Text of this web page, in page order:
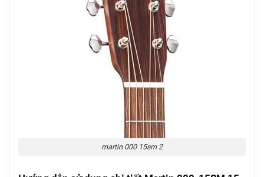
martin 000 15sm 2